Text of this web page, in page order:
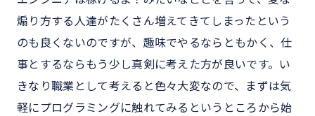
煽り方する人達がたくさん増えてきてしまったという
のも良くないのですが、趣味でやるならともかく、仕
事とするならもう少し真剣に考えた方が良いです。い
きなり職業として考えると色々大変なので、まずは気
軽にプログラミングに触れてみるというところから始